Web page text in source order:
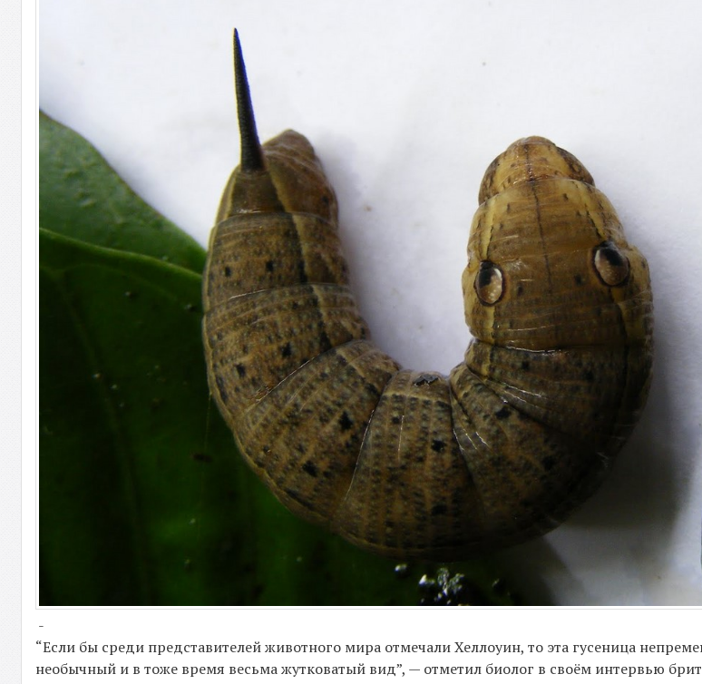
-
“Если бы среди представителей животного мира отмечали Хеллоуин, то эта гусеница
необычный и в тоже время весьма жутковатый вид”, — отметил биолог в своём интервью